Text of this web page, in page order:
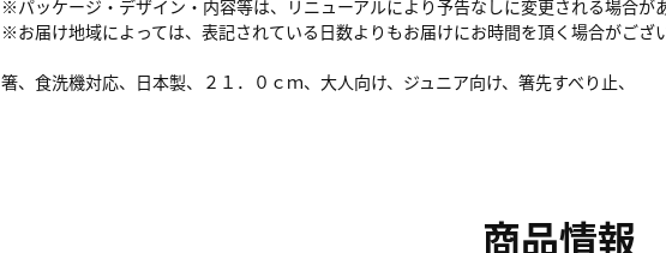
※パッケージ・デザイン・内容等は、リニューアルにより予告なしに変更される場合が
※お届け地域によっては、表記されている日数よりもお届けにお時間を頂く場合がござい
箸、食洗機対応、日本製、２１．０ｃｍ、大人向け、ジュニア向け、箸先すべり止、
商品情報